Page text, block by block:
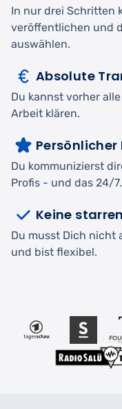
In nur drei Schritten
veröffentlichen und
auswählen.
Absolute
Du kannst vorher
Arbeit klären.
Du kommunizierst
Profis - und das 24/7.
Keine
Du musst Dich nicht
und bist flexibel.